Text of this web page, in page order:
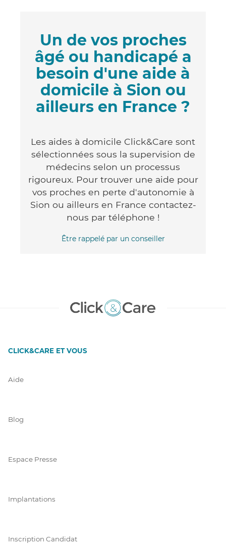
Un de vos proches
âgé ou handicapé a
besoin d'une aide à
domicile à Sion ou
ailleurs en France ?
Les aides à domicile Click&Care sont
sélectionnées sous la supervision de
médecins selon un processus
rigoureux. Pour trouver une aide pour
vos proches en perte d'autonomie à
Sion ou ailleurs en France contactez-
nous par téléphone !
Être rappelé par un conseiller
CLICK&CARE ET VOUS
Aide
Blog
Espace Presse
Implantations
Inscription Candidat